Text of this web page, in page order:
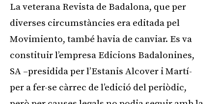
La veterana Revista de Badalona, que per
diverses circumstàncies era editada pel
Movimiento, també havia de canviar. Es va
constituir l’empresa Edicions Badalonines,
SA –presidida per l’Estanis Alcover i Martí-
per a fer-se càrrec de l’edició del periòdic,